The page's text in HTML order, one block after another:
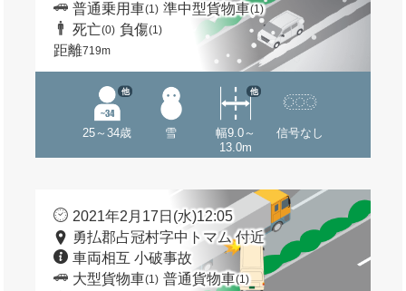
普通乗用車(1) 準中型貨物車(1)
死亡(0) 負傷(1)
距離719m
25～34歳
他
雪
幅9.0～
13.0m
他
信号なし
2021年2月17日(水)12:05
勇払郡占冠村字中トマム 付近
車両相互 小破事故
大型貨物車(1) 普通貨物車(1)